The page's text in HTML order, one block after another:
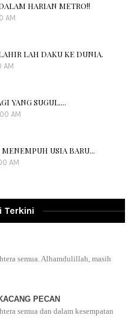
HARIAN METRO!!
AM
LAH DAKU KE DUNIA.
AM
YANG SUGUL....
AM
USIA BARU...
AM
Terkini
semua. Alhamdulillah, masih
PECAN
semua dan dalam kesempatan